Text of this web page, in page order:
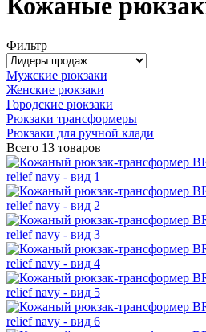
Кожаные
Фильтр
Мужские рюкзаки
Женские рюкзаки
Городские рюкзаки
Рюкзаки трансформеры
Рюкзаки для ручной клади
Всего 13 товаров